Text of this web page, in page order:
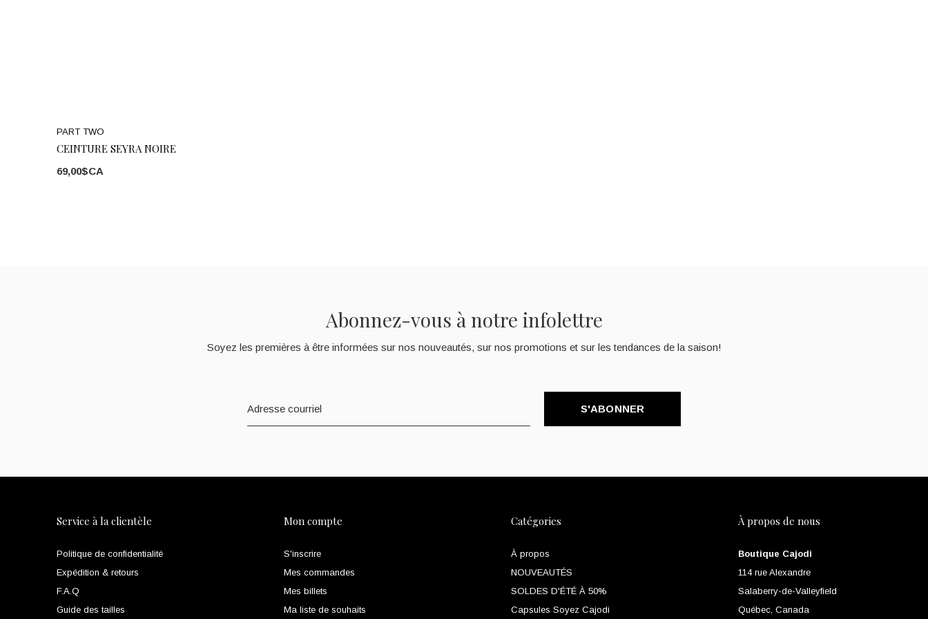
PART TWO
CEINTURE SEYRA NOIRE
69,00$CA
Abonnez-vous à notre infolettre
Soyez les premières à être informées sur nos nouveautés, sur nos promotions et sur les tendances de la saison!
S'ABONNER
Service à la clientèle
Politique de confidentialité
Expédition & retours
F.A.Q
Guide des tailles
Mon compte
S'inscrire
Mes commandes
Mes billets
Ma liste de souhaits
Catégories
À propos
NOUVEAUTÉS
SOLDES D'ÉTÉ À 50%
Capsules Soyez Cajodi
À propos de nous
Boutique Cajodi
114 rue Alexandre
Salaberry-de-Valleyfield
Québec, Canada